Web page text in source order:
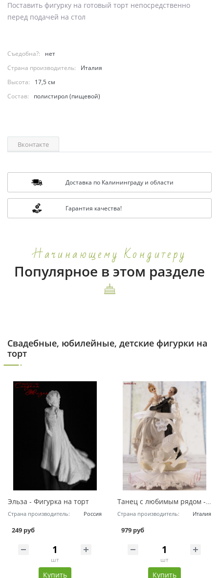
Поставить фигурку на готовый торт непосредственно
перед подачей на стол
Съедобна?:
нет
Страна производитель:
Италия
Высота:
17,5 см
Состав:
полистирол (пищевой)
Вконтакте
Доставка по Калининграду и области
Гарантия качества!
Начинающему Кондитеру
Популярное в этом разделе
Свадебные, юбилейные, детские фигурки на
торт
Эльза - Фигурка на торт
Страна производитель: Россия
249 руб
шт
Купить
Танец с любимым рядом - Фигурка на свадебный торт
Страна производитель: Италия
979 руб
шт
Купить